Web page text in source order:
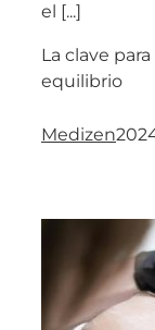
el [...]
La clave
equilibrio
Medizen